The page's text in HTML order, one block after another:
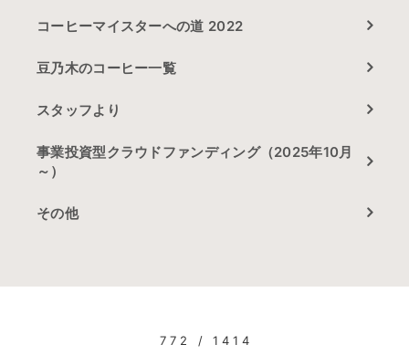
コーヒーマイスターへの道 2022
豆乃木のコーヒー一覧
スタッフより
事業投資型クラウドファンディング（2025年10月
～）
その他
772 / 1414